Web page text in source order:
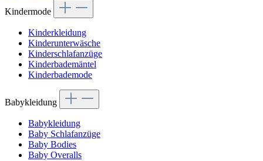
Kindermode
Kinderkleidung
Kinderunterwäsche
Kinderschlafanzüge
Kinderbademäntel
Kinderbademode
Babykleidung
Babykleidung
Baby Schlafanzüge
Baby Bodies
Baby Overalls